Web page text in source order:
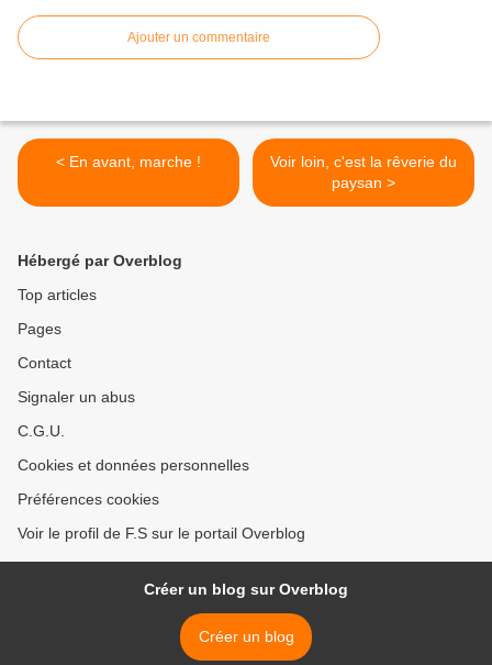
Ajouter un commentaire
< En avant, marche !
Voir loin, c'est la rêverie du
paysan >
Hébergé par Overblog
Top articles
Pages
Contact
Signaler un abus
C.G.U.
Cookies et données personnelles
Préférences cookies
Voir le profil de F.S sur le portail Overblog
Créer un blog sur Overblog
Créer un blog